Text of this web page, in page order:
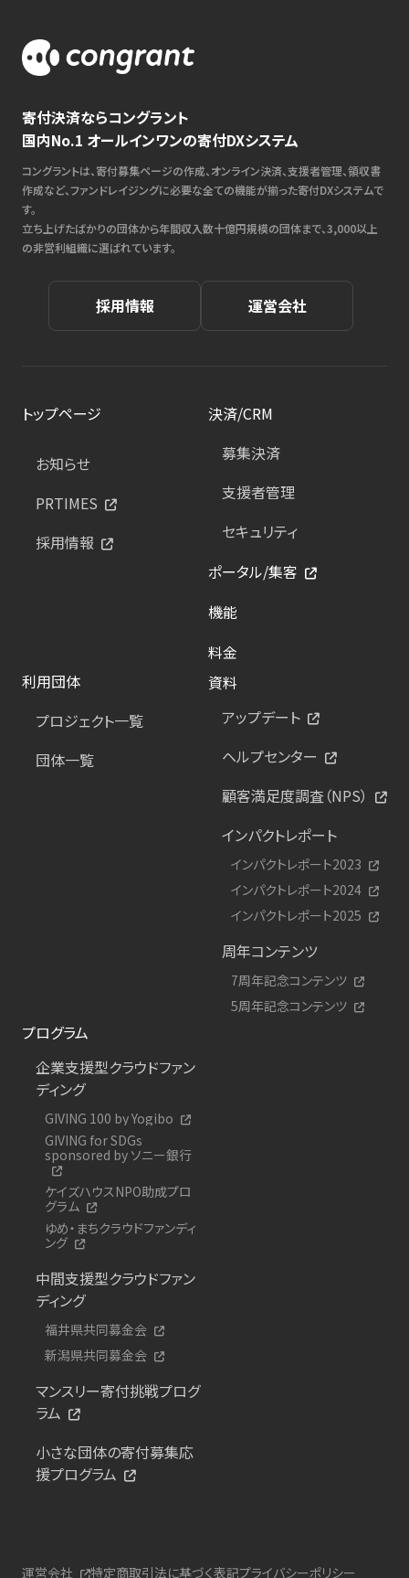
寄付決済ならコングラント
国内No.1 オールインワンの寄付DXシステム
コングラントは、寄付募集ページの作成、オンライン決済、支援者管理、領収書
作成など、ファンドレイジングに必要な全ての機能が揃った寄付DXシステムで
す。
立ち上げたばかりの団体から年間収入数十億円規模の団体まで、3,000以上
の非営利組織に選ばれています。
採用情報 運営会社
トップページ
お知らせ
PRTIMES
採用情報
決済/CRM
募集決済
支援者管理
セキュリティ
ポータル/集客
機能
料金
利用団体
プロジェクト一覧
団体一覧
資料
アップデート
ヘルプセンター
顧客満足度調査（NPS）
インパクトレポート
インパクトレポート2023
インパクトレポート2024
インパクトレポート2025
周年コンテンツ
7周年記念コンテンツ
5周年記念コンテンツ
プログラム
企業支援型クラウドファン
ディング
GIVING 100 by Yogibo
GIVING for SDGs
sponsored by ソニー銀行
ケイズハウスNPO助成プロ
グラム
ゆめ・まちクラウドファンディ
ング
中間支援型クラウドファン
ディング
福井県共同募金会
新潟県共同募金会
マンスリー寄付挑戦プログ
ラム
小さな団体の寄付募集応
援プログラム
運営会社 特定商取引法に基づく表記プライバシーポリシー